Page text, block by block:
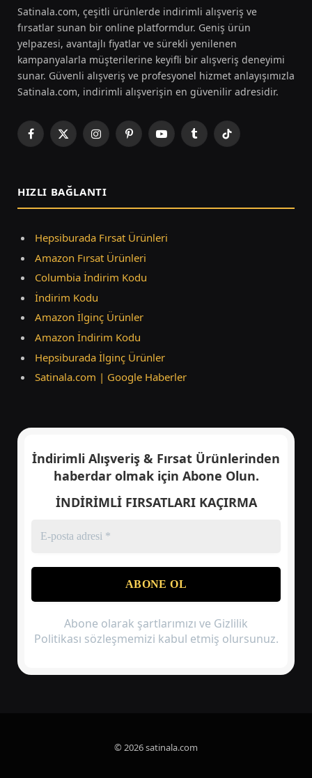
Satinala.com, çeşitli ürünlerde indirimli alışveriş ve
fırsatlar sunan bir online platformdur. Geniş ürün
yelpazesi, avantajlı fiyatlar ve sürekli yenilenen
kampanyalarla müşterilerine keyifli bir alışveriş deneyimi
sunar. Güvenli alışveriş ve profesyonel hizmet anlayışımızla
Satinala.com, indirimli alışverişin en güvenilir adresidir.
Facebook
X
InstagramPinterestYouTubeTumblrTikTok
HIZLI BAĞLANTI
Hepsiburada Fırsat Ürünleri
Amazon Fırsat Ürünleri
Columbia İndirim Kodu
İndirim Kodu
Amazon İlginç Ürünler
Amazon İndirim Kodu
Hepsiburada İlginç Ürünler
Satinala.com | Google Haberler
İndirimli Alışveriş & Fırsat Ürünlerinden
haberdar olmak için Abone Olun.
İNDİRİMLİ FIRSATLARI KAÇIRMA
Abone olarak şartlarımızı ve Gizlilik
Politikası sözleşmemizi kabul etmiş olursunuz.
© 2026 satinala.com